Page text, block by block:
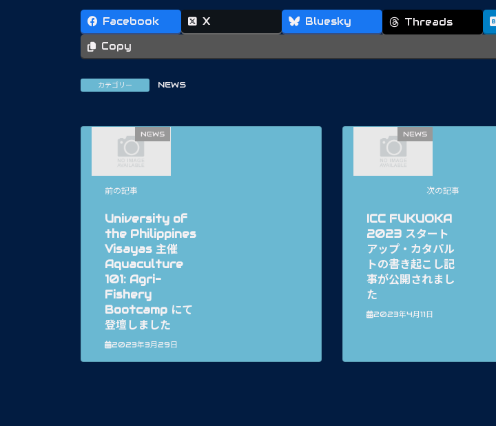
Facebook X Bluesky Threads
Copy
カテゴリー NEWS
NEWS
前の記事
University of
the Philippines
Visayas 主催
Aquaculture
101: Agri-
Fishery
Bootcamp にて
登壇しました
2023年3月29日
NEWS
次の記事
ICC FUKUOKA
2023 スタート
アップ・カタパル
トの書き起こし記
事が公開されまし
た
2023年4月11日